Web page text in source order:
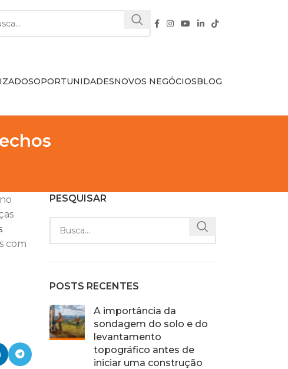
OPORTUNIDADESNOVOS NEGÓCIOSBLOG
com
PESQUISAR
POSTS RECENTES
A importância da
sondagem do solo e do
levantamento
topográfico antes de
iniciar uma construção